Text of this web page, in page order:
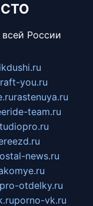
СТО
России
you.ru
rastenuya.ru
team.ru
news.ru
pro-otdelky.ru
porno-vk.ru